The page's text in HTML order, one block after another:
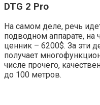
DTG 2 Pro
На самом деле, речь
подводном аппарате, на
ценник – 6200$. За эти
получает
числе прочего,
до 100 метров.